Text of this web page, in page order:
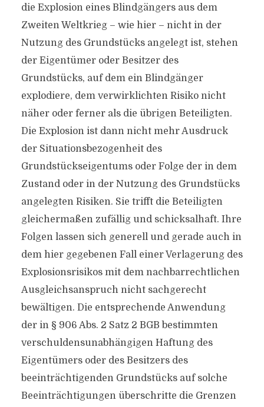
die Explosion eines Blindgängers aus dem
Zweiten Weltkrieg – wie hier – nicht in der
Nutzung des Grundstücks angelegt ist, stehen
der Eigentümer oder Besitzer des
Grundstücks, auf dem ein Blindgänger
explodiere, dem verwirklichten Risiko nicht
näher oder ferner als die übrigen Beteiligten.
Die Explosion ist dann nicht mehr Ausdruck
der Situationsbezogenheit des
Grundstückseigentums oder Folge der in dem
Zustand oder in der Nutzung des Grundstücks
angelegten Risiken. Sie trifft die Beteiligten
gleichermaßen zufällig und schicksalhaft. Ihre
Folgen lassen sich generell und gerade auch in
dem hier gegebenen Fall einer Verlagerung des
Explosionsrisikos mit dem nachbarrechtlichen
Ausgleichsanspruch nicht sachgerecht
bewältigen. Die entsprechende Anwendung
der in § 906 Abs. 2 Satz 2 BGB bestimmten
verschuldensunabhängigen Haftung des
Eigentümers oder des Besitzers des
beeinträchtigenden Grundstücks auf solche
Beeinträchtigungen überschritte die Grenzen